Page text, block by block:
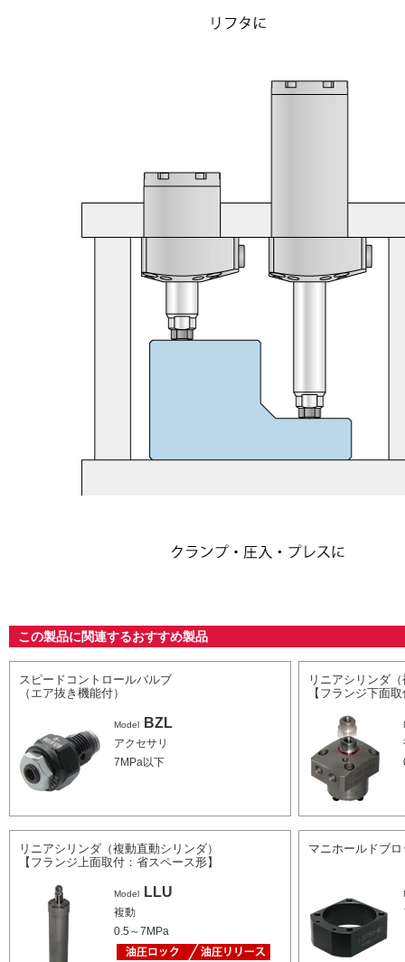
この製品に関連するおすすめ製品
スピードコントロールバルブ
（エア抜き機能付）
Model BZL
アクセサリ
7MPa以下
リニアシリンダ
【フランジ下面
リニアシリンダ（複動直動シリンダ）
【フランジ上面取付：省スペース形】
Model LLU
複動
0.5～7MPa
マニホールドブロ